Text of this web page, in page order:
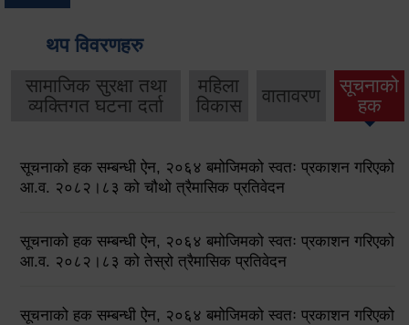
थप विवरणहरु
सामाजिक सुरक्षा तथा
व्यक्तिगत घटना दर्ता
महिला
विकास
वातावरण
सूचनाको
हक
सूचनाको हक सम्बन्धी ऐन, २०६४ बमोजिमको स्वतः प्रकाशन गरिएको
आ.व. २०८२।८३ को चौथो त्रैमासिक प्रतिवेदन
सूचनाको हक सम्बन्धी ऐन, २०६४ बमोजिमको स्वतः प्रकाशन गरिएको
आ.व. २०८२।८३ को तेस्रो त्रैमासिक प्रतिवेदन
सूचनाको हक सम्बन्धी ऐन, २०६४ बमोजिमको स्वतः प्रकाशन गरिएको